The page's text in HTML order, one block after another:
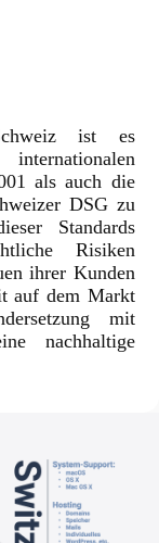
ist es
als auch die
DSG zu
Standards
Risiken
ihrer Kunden
auf dem Markt
mit
nachhaltige